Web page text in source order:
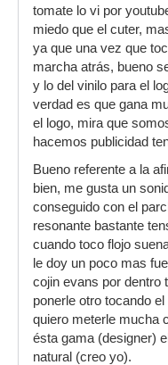
tomate lo vi por
miedo que el cuter,
ya que una vez que
marcha atrás, bueno
y lo del vinilo para el
verdad es que gana
el logo, mira que
hacemos publicidad
Bueno referente a la
bien, me gusta un
conseguido con el
resonante bastante
cuando toco flojo
le doy un poco mas
cojin evans por dentro
ponerle otro tocando
quiero meterle mucha
ésta gama (designer)
natural (creo yo).